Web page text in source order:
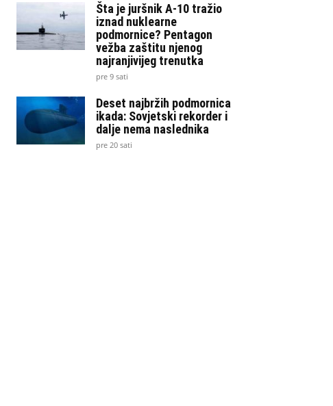
Šta je juršnik A-10 tražio
iznad nuklearne
podmornice? Pentagon
vežba zaštitu njenog
najranjivijeg trenutka
pre 9 sati
Deset najbržih podmornica
ikada: Sovjetski rekorder i
dalje nema naslednika
pre 20 sati